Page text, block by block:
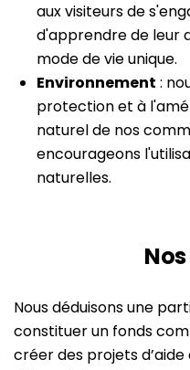
aux visiteurs de
d'apprendre de leur
mode de vie unique.
Environnement :
protection et à
naturel de nos
encourageons
naturelles.
Nous déduisons une
constituer un fonds
créer des projets